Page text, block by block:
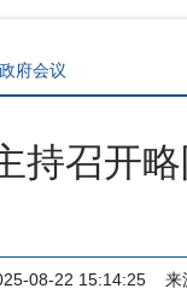
政府会议
持召开
08-22 15:14:25 来